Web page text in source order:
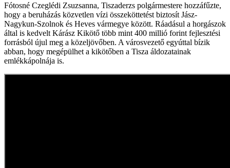
Fótosné Czeglédi Zsuzsanna, Tiszaderzs polgármestere hozzáfűzte,
hogy a beruházás közvetlen vízi összeköttetést biztosít Jász-
Nagykun-Szolnok és Heves vármegye között. Ráadásul a horgászok
által is kedvelt Kárász Kikötő több mint 400 millió forint fejlesztési
forrásból újul meg a közeljövőben. A városvezető egyúttal bízik
abban, hogy megépülhet a kikötőben a Tisza áldozatainak
emlékkápolnája is.